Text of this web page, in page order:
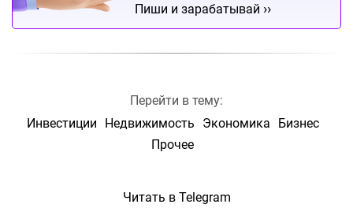
Пиши и зарабатывай ››
Перейти в тему:
Инвестиции
Недвижимость Экономика
Бизнес
Прочее
Читать в Telegram